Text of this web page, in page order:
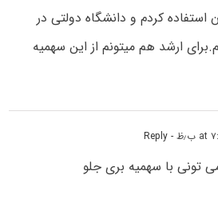
استفاده کردم و دانشگاه دولتی در
ارشد هم میتونم از این سهمیه
- Reply
تونی با سهمیه بری جلو